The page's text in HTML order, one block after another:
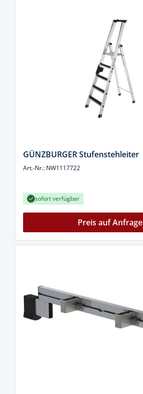
GÜNZBURGER Stufenstehleiter
Art.-Nr.: NW1117722
sofort verfügbar
Preis auf Anfrage